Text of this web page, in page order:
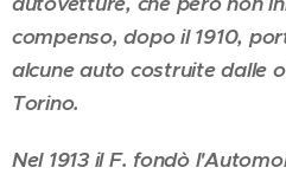
compenso, dopo il 1910,
alcune auto costruite dalle
Torino.
Nel 1913 il F. fondò